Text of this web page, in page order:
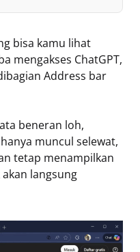
bisa kamu lihat
mengakses ChatGPT,
Address bar
beneran loh,
muncul selewat,
tetap menampilkan
langsung